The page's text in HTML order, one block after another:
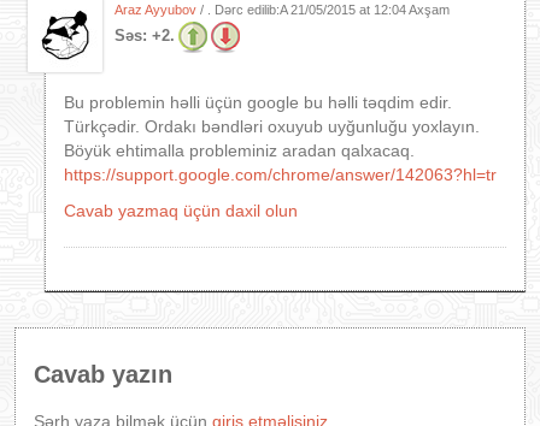
Araz Ayyubov / . Dərc edilib:A21/05/2015 at 12:04 Axşam
Səs: +2.
Bu problemin həlli üçün google bu həlli təqdim edir.
Türkçədir. Ordakı bəndləri oxuyub uyğunluğu yoxlayın.
Böyük ehtimalla probleminiz aradan qalxacaq.
https://support.google.com/chrome/answer/142063?hl=tr
Cavab yazmaq üçün daxil olun
Cavab yazın
Şərh yaza bilmək üçün giriş etməlisiniz